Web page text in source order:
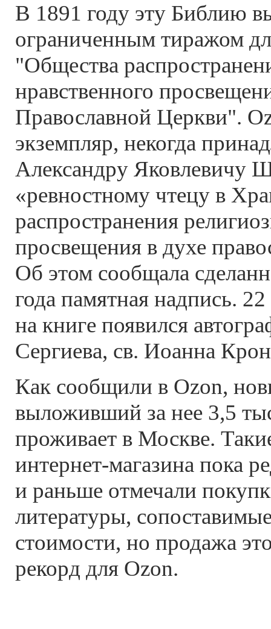
В 1891 году эту Библию
ограниченным тиражом
"Общества
нравственного
Православной Церкви".
экземпляр, некогда
Александру Яковлевичу
«ревностному чтецу в
распространения
просвещения в духе
Об этом сообщала
года памятная надпись.
на книге появился
Сергиева, св. Иоанна
Как сообщили в Ozon,
выложивший за нее 3,5
проживает в Москве.
интернет-магазина пока
и раньше отмечали
литературы,
стоимости, но продажа
рекорд для Ozon.